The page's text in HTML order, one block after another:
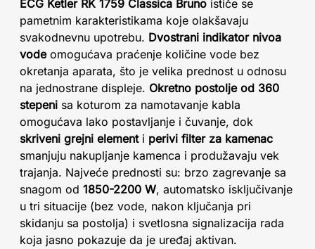
ECG Ketler RK 1759 Classica Bruno ističe se
pametnim karakteristikama koje olakšavaju
svakodnevnu upotrebu. Dvostrani indikator nivoa
vodeomogućava praćenje količine vode bez
okretanja aparata, što je velika prednost u odnosu
na jednostrane displeje. Okretno postolje od 360
stepeni sa koturom za namotavanje kabla
omogućava lako postavljanje i čuvanje, dok
skriveni grejni elementi perivi filter za kamenac
smanjuju nakupljanje kamenca i produžavaju vek
trajanja. Najveće prednosti su: brzo zagrevanje sa
snagom od 1850-2200 W, automatsko isključivanje
u tri situacije (bez vode, nakon ključanja pri
skidanju sa postolja) i svetlosna signalizacija rada
koja jasno pokazuje da je uređaj aktivan.